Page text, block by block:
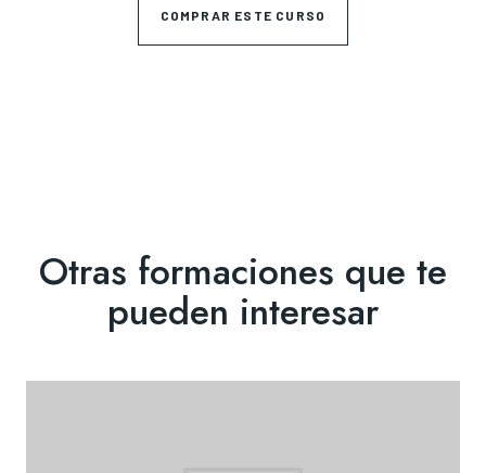
COMPRAR ESTE CURSO
Otras formaciones que te
pueden interesar